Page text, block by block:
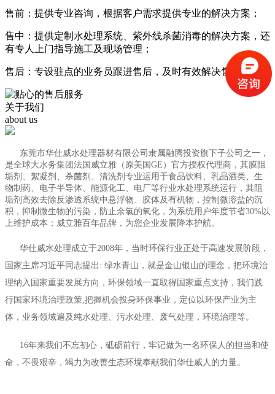
售前：提供专业咨询，根据客户需求提供专业的解决方案；
售中：提供定制水处理系统、紫外线杀菌消毒的解决方案，还
有专人上门指导施工及现场管理；
售后：专设驻点的业务员跟进售后，及时有效解决售后问题；
关于我们
about us
东莞市华仕威水处理器材有限公司隶属融腾投资旗下子公司之一，
是全球大水务集团法国威立雅（原美国GE）官方授权代理商，其膜阻
垢剂、絮凝剂、杀菌剂、清洗剂专业运用于食品饮料、乳品酒类、生
物制药、电子半导体、能源化工、电厂等行业水处理系统运行，其阻
垢剂高效去除反渗透系统中悬浮物、胶体及有机物，控制微溶盐的沉
积，抑制微生物的污染，防止余氯的氧化，为系统用户年度节省30%以
上维护成本；威立雅百年品牌，为您企业发展降本护航。
华仕威水处理成立于2008年，当时环保行业正处于高速发展阶段，
国家主席习近平同志提出: 绿水青山，就是金山银山的理念，把环境治
理纳入国家重要发展方向，环保领域一直取得国家重点支持，我们践
行国家环境治理政策,把握机会投身环保事业，定位以环保产业为主
体，业务领域遍及纯水处理、污水处理、废气处理，环境治理等。
16年来我们不忘初心，砥砺前行，牢记做为一名环保人的担当和使
命，不畏艰辛，竭力为改善生态环境奉献我们华仕威人的力量。